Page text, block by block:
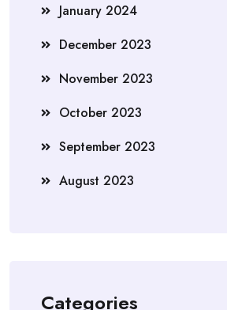
January 2024
December 2023
November 2023
October 2023
September 2023
August 2023
Categories